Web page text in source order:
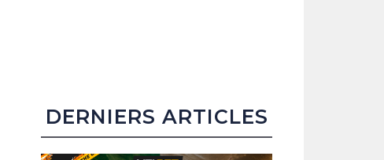
DERNIERS ARTICLES